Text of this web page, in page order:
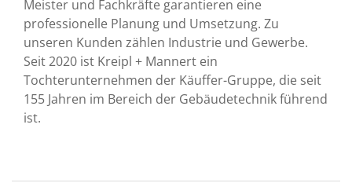
Meister und Fachkräfte garantieren eine
professionelle Planung und Umsetzung. Zu
unseren Kunden zählen Industrie und Gewerbe.
Seit 2020 ist Kreipl + Mannert ein
Tochterunternehmen der Käuffer-Gruppe, die seit
155 Jahren im Bereich der Gebäudetechnik führend
ist.